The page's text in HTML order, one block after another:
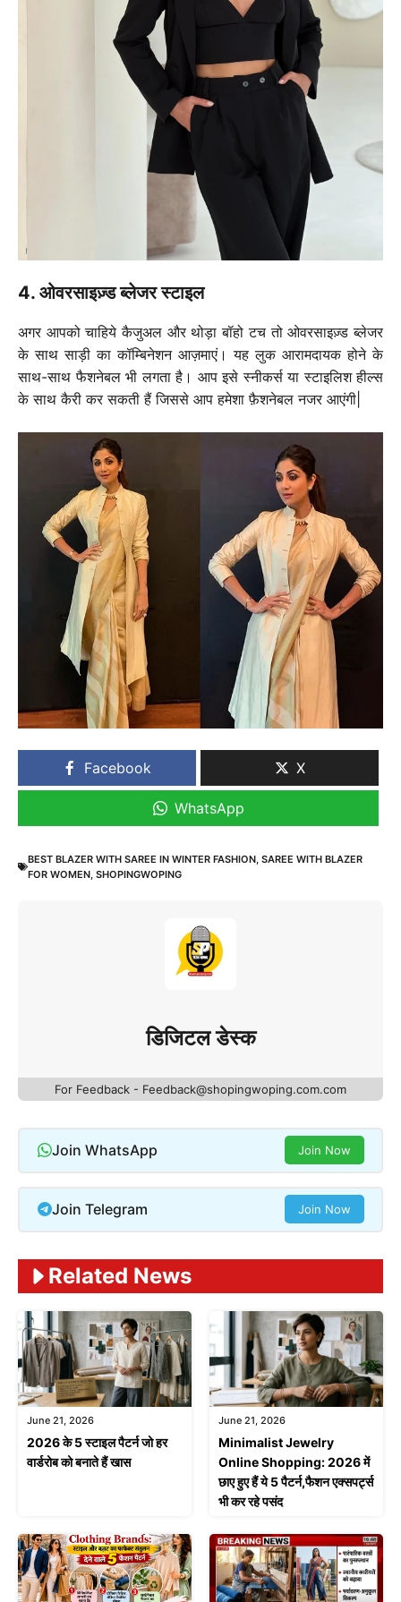
4. ओवरसाइज़्ड ब्लेजर स्टाइल
अगर आपको चाहिये कैजुअल और थोड़ा बॉहो टच तो ओवरसाइज़्ड ब्लेजर
के साथ साड़ी का कॉम्बिनेशन आज़माएं। यह लुक आरामदायक होने के
साथ-साथ फैशनेबल भी लगता है। आप इसे स्नीकर्स या स्टाइलिश हील्स
के साथ कैरी कर सकती हैं जिससे आप हमेशा फ़ैशनेबल नजर आएंगी|
Facebook X
WhatsApp
BEST BLAZER WITH SAREE IN WINTER FASHION, SAREE WITH BLAZER
FOR WOMEN, SHOPINGWOPING
डिजिटल डेस्क
For Feedback - Feedback@shopingwoping.com.com
Join WhatsApp Join Now
Join Telegram Join Now
Related News
June 21, 2026
2026 के 5 स्टाइल पैटर्न जो हर
वार्डरोब को बनाते हैं खास
June 21, 2026
Minimalist Jewelry
Online Shopping: 2026 में
छाए हुए हैं ये 5 पैटर्न,फैशन एक्सपर्ट्स
भी कर रहे पसंद